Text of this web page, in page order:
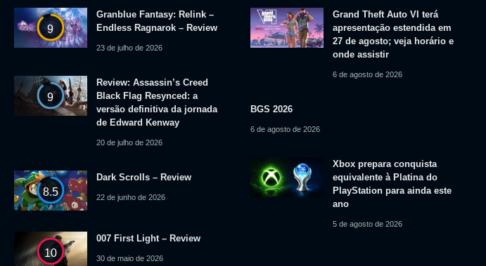
9
Granblue Fantasy: Relink –
Endless Ragnarok – Review
23 de julho de 2026
9
Review: Assassin’s Creed
Black Flag Resynced: a
versão definitiva da jornada
de Edward Kenway
20 de julho de 2026
8.5
Dark Scrolls – Review
22 de junho de 2026
10
007 First Light – Review
30 de maio de 2026
Grand Theft Auto VI terá
apresentação estendida em
27 de agosto; veja horário e
onde assistir
6 de agosto de 2026
BGS 2026
6 de agosto de 2026
Xbox prepara conquista
equivalente à Platina do
PlayStation para ainda este
ano
5 de agosto de 2026